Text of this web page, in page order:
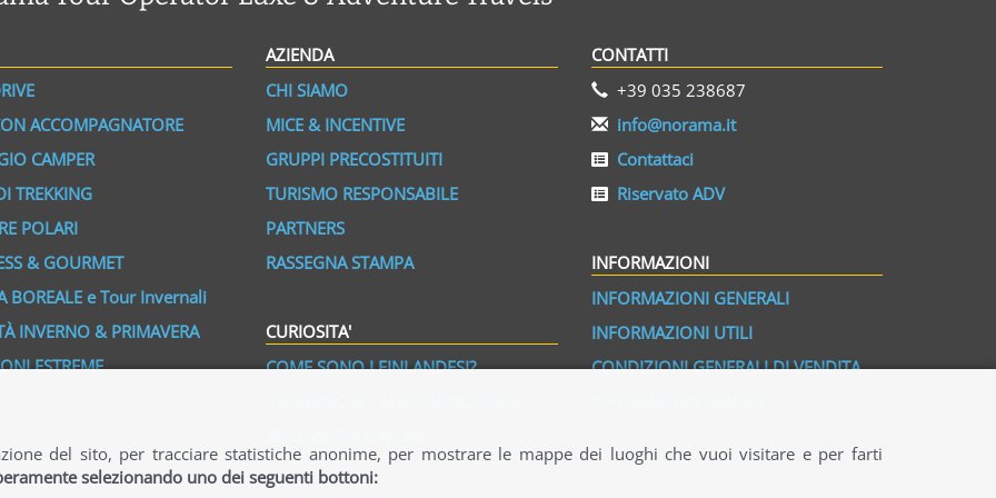
ACCOMPAGNATORE
CAMPER
TREKKING
POLARI
& GOURMET
BOREALE e Tour Invernali
INVERNO & PRIMAVERA
ESTREME
AZIENDA
CHI SIAMO
MICE & INCENTIVE
GRUPPI PRECOSTITUITI
TURISMO RESPONSABILE
PARTNERS
RASSEGNA STAMPA
CURIOSITA'
COME SONO I FINLANDESI?
CONTATTI
+39 035 238687
info@norama.it
Contattaci
Riservato ADV
INFORMAZIONI
INFORMAZIONI GENERALI
INFORMAZIONI UTILI
CONDIZIONI GENERALI DI VENDITA
del sito, per tracciare statistiche anonime, per mostrare le mappe dei luoghi che vuoi visitare e per farti
selezionando uno dei seguenti bottoni: